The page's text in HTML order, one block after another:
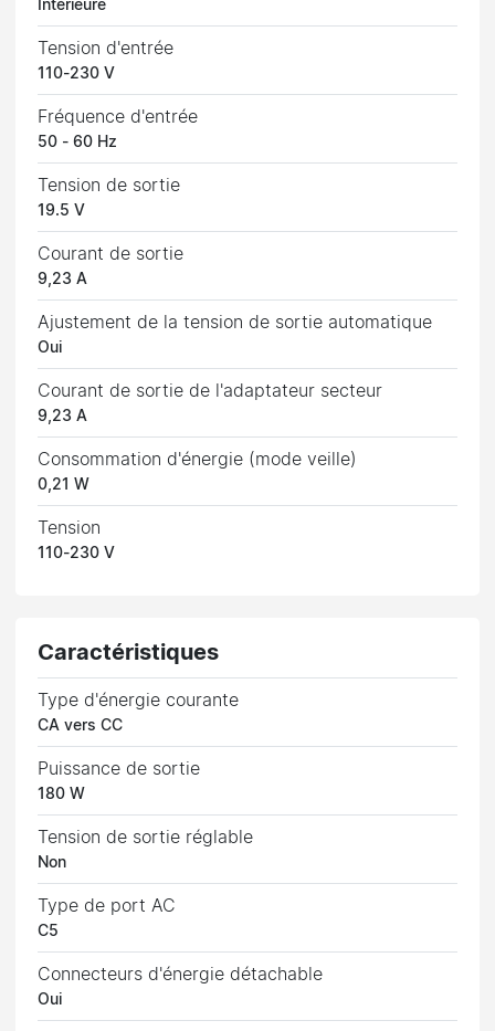
Intérieure
Tension d'entrée
110-230 V
Fréquence d'entrée
50 - 60 Hz
Tension de sortie
19.5 V
Courant de sortie
9,23 A
Ajustement de la tension de sortie automatique
Oui
Courant de sortie de l'adaptateur secteur
9,23 A
Consommation d'énergie (mode veille)
0,21 W
Tension
110-230 V
Caractéristiques
Type d'énergie courante
CA vers CC
Puissance de sortie
180 W
Tension de sortie réglable
Non
Type de port AC
C5
Connecteurs d'énergie détachable
Oui